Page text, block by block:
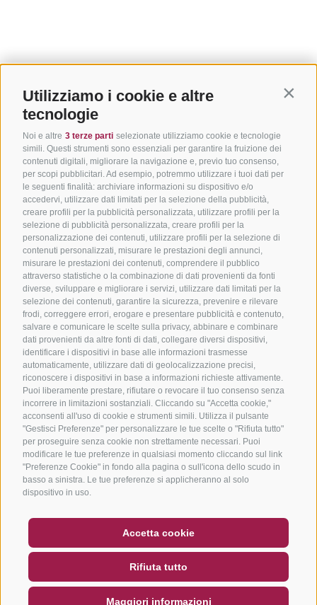
Utilizziamo i cookie e altre
tecnologie
Noi e altre 3 terze parti selezionate utilizziamo cookie e tecnologie
simili. Questi strumenti sono essenziali per garantire la fruizione dei
contenuti digitali, migliorare la navigazione e, previo tuo consenso,
per scopi pubblicitari. Ad esempio, potremmo utilizzare i tuoi dati per
le seguenti finalità: archiviare informazioni su dispositivo e/o
accedervi, utilizzare dati limitati per la selezione della pubblicità,
creare profili per la pubblicità personalizzata, utilizzare profili per la
selezione di pubblicità personalizzata, creare profili per la
personalizzazione dei contenuti, utilizzare profili per la selezione di
contenuti personalizzati, misurare le prestazioni degli annunci,
misurare le prestazioni dei contenuti, comprendere il pubblico
attraverso statistiche o la combinazione di dati provenienti da fonti
diverse, sviluppare e migliorare i servizi, utilizzare dati limitati per la
selezione dei contenuti, garantire la sicurezza, prevenire e rilevare
frodi, correggere errori, erogare e presentare pubblicità e contenuto,
salvare e comunicare le scelte sulla privacy, abbinare e combinare
dati provenienti da altre fonti di dati, collegare diversi dispositivi,
identificare i dispositivi in base alle informazioni trasmesse
automaticamente, utilizzare dati di geolocalizzazione precisi,
riconoscere i dispositivi in base a informazioni richieste attivamente.
Puoi liberamente prestare, rifiutare o revocare il tuo consenso senza
incorrere in limitazioni sostanziali. Cliccando su "Accetta cookie,"
acconsenti all'uso di cookie e strumenti simili. Utilizza il pulsante
"Gestisci Preferenze" per personalizzare le tue scelte o "Rifiuta tutto"
per proseguire senza cookie non strettamente necessari. Puoi
modificare le tue preferenze in qualsiasi momento cliccando sul link
"Preferenze Cookie" in fondo alla pagina o sull'icona dello scudo in
basso a sinistra. Le tue preferenze si applicheranno al solo
dispositivo in uso.
Accetta cookie
Rifiuta tutto
Maggiori informazioni
NEWSLETTER
SOCIAL WALL METEO